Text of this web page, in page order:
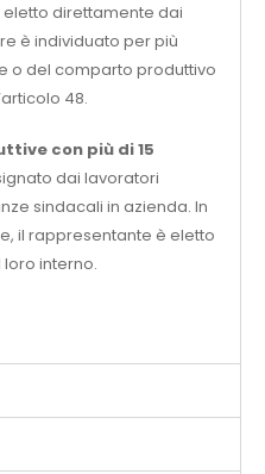
eletto direttamente dai
è individuato per più
o del comparto produttivo
48.
con più di 15
dai lavoratori
sindacali in azienda. In
il rappresentante è eletto
interno.